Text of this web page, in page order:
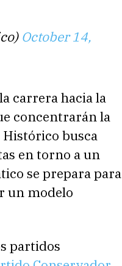
October 14,
carrera hacia la
concentrarán la
busca
en torno a un
se prepara para
un modelo
partidos